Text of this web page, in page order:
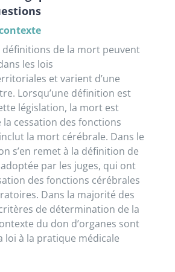
définitions de la mort peuvent
les lois
et varient d’une
Lorsqu’une définition est
législation, la mort est
cessation des fonctions
la mort cérébrale. Dans le
s’en remet à la définition de
par les juges, qui ont
des fonctions cérébrales
Dans la majorité des
de détermination de la
du don d’organes sont
loi à la pratique médicale